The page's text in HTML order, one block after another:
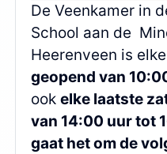
De Veenkamer in
School aan de
Heerenveen is elke
geopend van
ook elke laatste
van 14:00 uur tot
gaat het om de